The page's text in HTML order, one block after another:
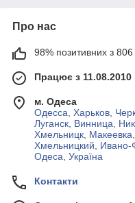
Про нас
98% позитивних з 806
Працює з 11.08.2010
м. Одеса
Одесса, Харьков,
Луганск, Винница,
Хмельницк,
Хмельницкий, Ивано-
Одеса, Україна
Контакти